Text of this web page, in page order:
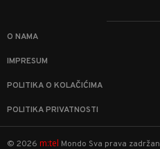
O NAMA
IMPRESUM
POLITIKA O KOLAČIĆIMA
POLITIKA PRIVATNOSTI
© 2026 m:tel Mondo Sva prava